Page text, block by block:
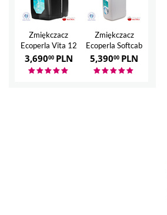
Zmiękczacz
Ecoperla Vita 12
3,69000 PLN
Zmiękczacz
Ecoperla Softcab
35
5,39000 PLN